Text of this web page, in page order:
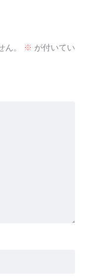
。 ※ が付いてい